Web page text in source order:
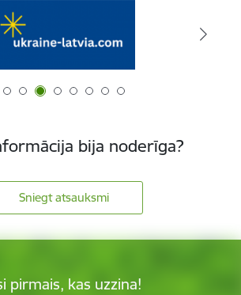
bija noderīga?
Sniegt atsauksmi
pirmais, kas uzzina!